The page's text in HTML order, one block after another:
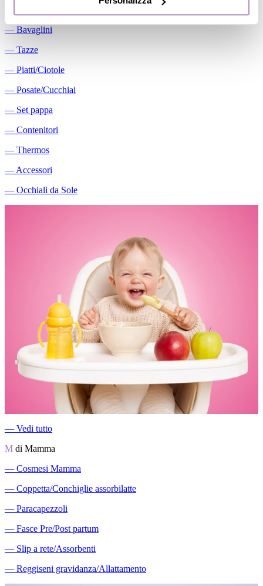
― Bavaglini
― Tazze
― Piatti/Ciotole
― Posate/Cucchiai
― Set pappa
― Contenitori
― Thermos
― Accessori
― Occhiali da Sole
― Vedi tutto
M di Mamma
― Cosmesi Mamma
― Coppetta/Conchiglie assorbilatte
― Paracapezzoli
― Fasce Pre/Post partum
― Slip a rete/Assorbenti
― Reggiseni gravidanza/Allattamento